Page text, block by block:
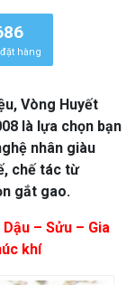
hàng
Vòng Huyết
là lựa chọn bạn
nhân giàu
chế tác từ
gắt gao.
– Sửu – Gia
khí